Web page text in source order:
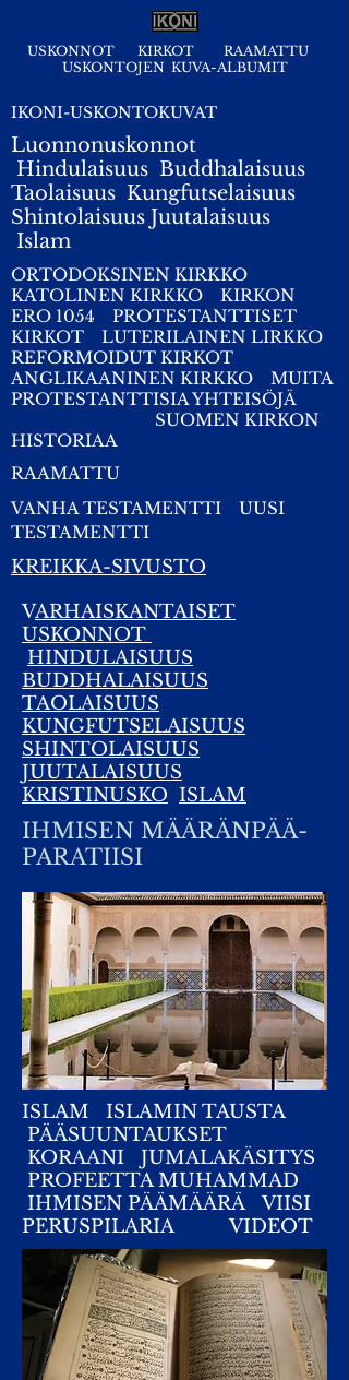
USKONNOT KIRKOT
RAAMATTU
USKONTOJEN KUVA-ALBUMIT
IKONI-USKONTOKUVAT
Luonnonuskonnot
Hindulaisuus Buddhalaisuus
Taolaisuus Kungfutselaisuus
Shintolaisuus Juutalaisuus
Islam
ORTODOKSINEN KIRKKO
KATOLINEN KIRKKO
KIRKON
ERO 1054
PROTESTANTTISET
KIRKOT
LUTERILAINEN LIRKKO
REFORMOIDUT KIRKOT
ANGLIKAANINEN KIRKKO
MUITA
PROTESTANTTISIA YHTEISÖJÄ
SUOMEN KIRKON
HISTORIAA
RAAMATTU
VANHA TESTAMENTTI
UUSI
TESTAMENTTI
KREIKKA-SIVUSTO
VARHAISKANTAISET
USKONNOT
HINDULAISUUS
BUDDHALAISUUS
TAOLAISUUS
KUNGFUTSELAISUUS
SHINTOLAISUUS
JUUTALAISUUS
KRISTINUSKO ISLAM
IHMISEN MÄÄRÄNPÄÄ-
PARATIISI
ISLAM
ISLAMIN TAUSTA
PÄÄSUUNTAUKSET
KORAANI
JUMALAKÄSITYS
PROFEETTA MUHAMMAD
IHMISEN PÄÄMÄÄRÄ
VIISI
PERUSPILARIA
VIDEOT